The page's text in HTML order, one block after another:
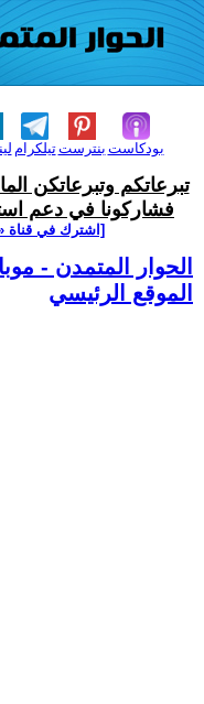
تيلكرامبنترست بودكاست
تبرعاتكم وتبرعاتكن
فشاركونا في دعم
[اشترك في قناة
الحوار المتمدن -
الموقع الرئيسي